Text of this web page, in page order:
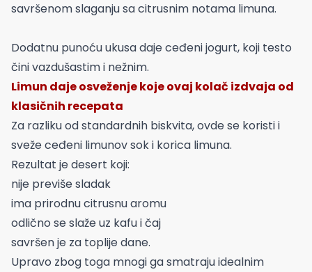
savršenom slaganju sa citrusnim notama limuna.
Dodatnu punoću ukusa daje ceđeni jogurt, koji testo
čini vazdušastim i nežnim.
Limun daje osveženje koje ovaj kolač izdvaja od
klasičnih recepata
Za razliku od standardnih biskvita, ovde se koristi i
sveže ceđeni limunov sok i korica limuna.
Rezultat je desert koji:
nije previše sladak
ima prirodnu citrusnu aromu
odlično se slaže uz kafu i čaj
savršen je za toplije dane.
Upravo zbog toga mnogi ga smatraju idealnim